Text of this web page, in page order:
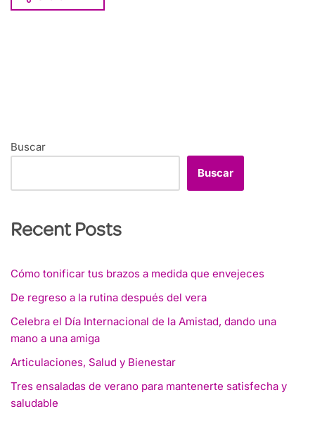
Buscar
Buscar
Recent Posts
Cómo tonificar tus brazos a medida que envejeces
De regreso a la rutina después del vera
Celebra el Día Internacional de la Amistad, dando una
mano a una amiga
Articulaciones, Salud y Bienestar
Tres ensaladas de verano para mantenerte satisfecha y
saludable